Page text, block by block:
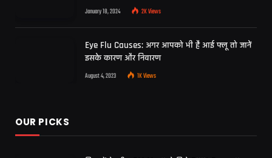
January 18, 2024 2KViews
Eye Flu Causes: अगर आपको भी है आई फ्लू तो जानें
इसके कारण और निवारण
August 4, 2023 1KViews
OUR PICKS